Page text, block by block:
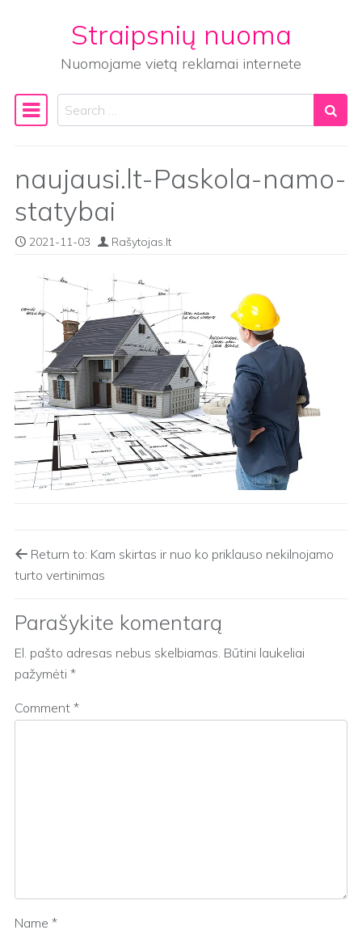
Straipsnių nuoma
Nuomojame vietą reklamai internete
Main Navigation
Search
naujausi.lt-Paskola-namo-
statybai
2021-11-03 Rašytojas.lt
Return to: Kam skirtas ir nuo ko priklauso nekilnojamo
turto vertinimas
Parašykite komentarą
El. pašto adresas nebus skelbiamas. Būtini laukeliai
pažymėti *
Comment *
Name *